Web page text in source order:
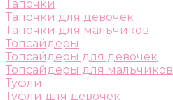
Тапочки
Тапочки для девочек
Тапочки для мальчиков
Топсайдеры
Топсайдеры для девочек
Топсайдеры для мальчиков
Туфли
Туфли для девочек